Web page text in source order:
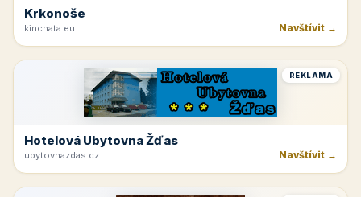
Krkonoše
kinchata.eu Navštívit →
REKLAMA
Hotelová Ubytovna Žďas
ubytovnazdas.cz Navštívit →